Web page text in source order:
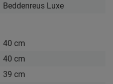
Beddenreus Luxe
40 cm
40 cm
39 cm